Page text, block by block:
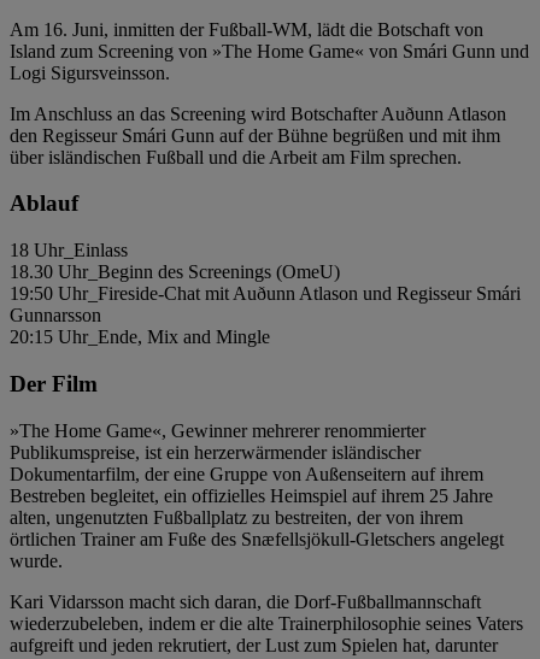
Am 16. Juni, inmitten der Fußball-WM, lädt die Botschaft von
Island zum Screening von »The Home Game« von Smári Gunn und
Logi Sigursveinsson.
Im Anschluss an das Screening wird Botschafter Auðunn Atlason
den Regisseur Smári Gunn auf der Bühne begrüßen und mit ihm
über isländischen Fußball und die Arbeit am Film sprechen.
Ablauf
18 Uhr_Einlass
18.30 Uhr_Beginn des Screenings (OmeU)
19:50 Uhr_Fireside-Chat mit Auðunn Atlason und Regisseur Smári
Gunnarsson
20:15 Uhr_Ende, Mix and Mingle
Der Film
»The Home Game«, Gewinner mehrerer renommierter
Publikumspreise, ist ein herzerwärmender isländischer
Dokumentarfilm, der eine Gruppe von Außenseitern auf ihrem
Bestreben begleitet, ein offizielles Heimspiel auf ihrem 25 Jahre
alten, ungenutzten Fußballplatz zu bestreiten, der von ihrem
örtlichen Trainer am Fuße des Snæfellsjökull-Gletschers angelegt
wurde.
Kari Vidarsson macht sich daran, die Dorf-Fußballmannschaft
wiederzubeleben, indem er die alte Trainerphilosophie seines Vaters
aufgreift und jeden rekrutiert, der Lust zum Spielen hat, darunter